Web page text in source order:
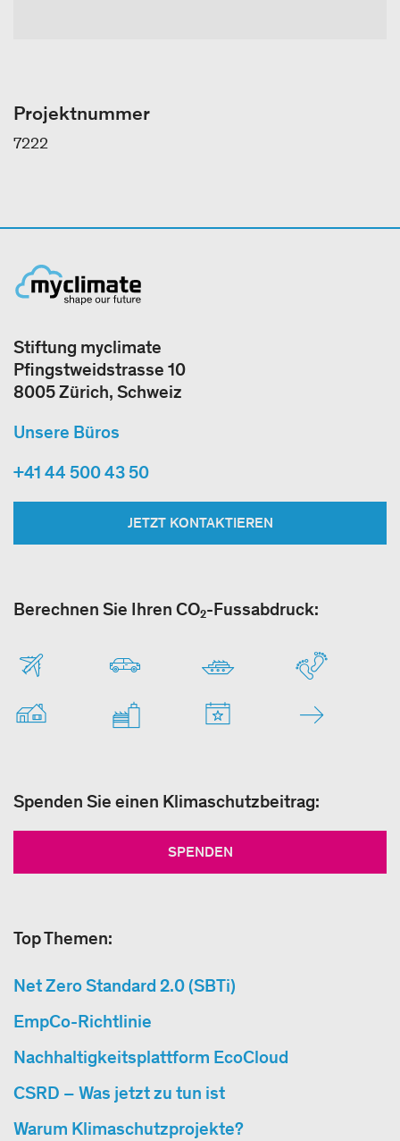
Projektnummer
7222
Stiftung myclimate
Pfingstweidstrasse 10
8005 Zürich, Schweiz
Unsere Büros
+41 44 500 43 50
JETZT KONTAKTIEREN
Berechnen Sie Ihren CO₂-Fussabdruck:
Spenden Sie einen Klimaschutzbeitrag:
SPENDEN
Top Themen:
Net Zero Standard 2.0 (SBTi)
EmpCo-Richtlinie
Nachhaltigkeitsplattform EcoCloud
CSRD – Was jetzt zu tun ist
Warum Klimaschutzprojekte?